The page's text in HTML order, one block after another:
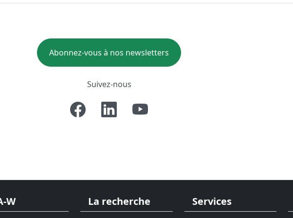
Abonnez-vous à nos newsletters
Suivez-nous
W La recherche Services